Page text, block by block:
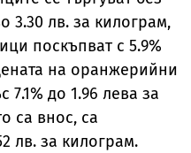
3.30 лв. за килограм,
поскъпват с 5.9%
на оранжерийни
до 1.96 лева за
са внос, са
лв. за килограм.